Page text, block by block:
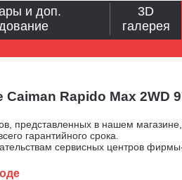
Caiman Rapido Max
представленных в нашем
гарантийного срока.
сервисных центров
и доп.
3D
галерея